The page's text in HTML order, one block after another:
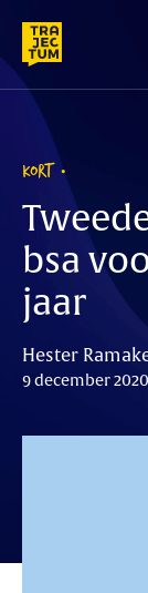
content
KORT
bsa
jaar
Hester
9 december